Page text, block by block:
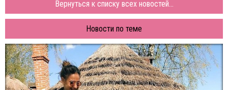
Вернуться к списку всех новостей...
Новости по теме